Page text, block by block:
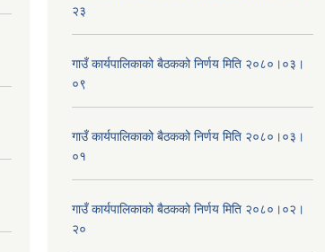
२३
गाउँ कार्यपालिकाको बैठकको निर्णय मिति २०८०।०३।
०९
गाउँ कार्यपालिकाको बैठकको निर्णय मिति २०८०।०३।
०१
गाउँ कार्यपालिकाको बैठकको निर्णय मिति २०८०।०२।
२०